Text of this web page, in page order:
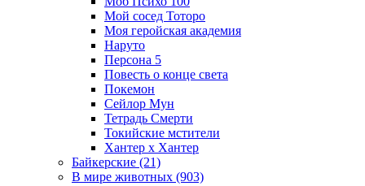
Мой сосед Тоторо
Моя геройская академия
Наруто
Персона 5
Повесть о конце света
Покемон
Сейлор Мун
Тетрадь Смерти
Токийские мстители
Хантер х Хантер
Байкерские (21)
В мире животных (903)